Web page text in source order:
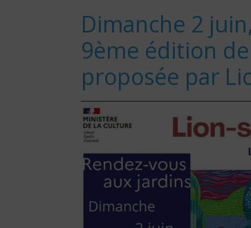
Dimanche 2
9ème édition
proposée par